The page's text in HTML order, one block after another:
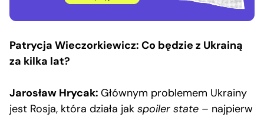
Patrycja Wieczorkiewicz: Co będzie z Ukrainą
za kilka lat?
Jarosław Hrycak: Głównym problemem Ukrainy
jest Rosja, która działa jak spoiler state – najpierw